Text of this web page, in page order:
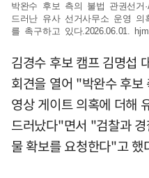
박완수 후보 측의 불법 관권선거
드러난 유사 선거사무소 운영
를 촉구하고 있다.2026.06.01.
김경수 후보 캠프 김명섭
회견을 열어 "박완수 후
영상 게이트 의혹에 더해
드러났다"면서 "검찰과
물 확보를 요청한다"고 했